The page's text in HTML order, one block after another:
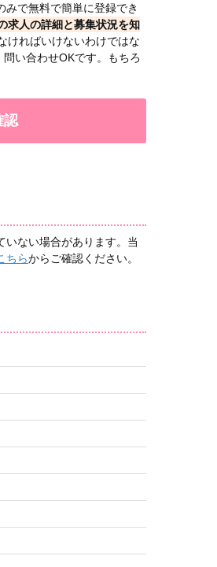
で無料で簡単に登録でき
求人の詳細と募集状況を知
ければいけないわけではな
い合わせOKです。もちろ
認
いない場合があります。当
ちらからご確認ください。